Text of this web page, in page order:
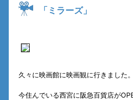
「ミラーズ」
久々に映画館に映画観に行きました。
今住んでいる西宮に阪急百貨店が